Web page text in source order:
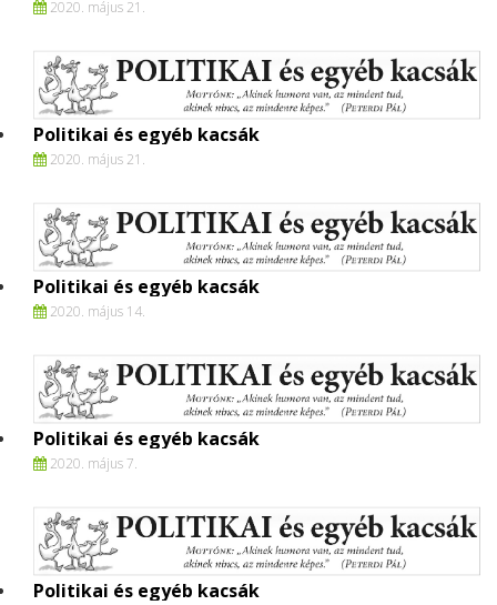
2020. május 21.
Politikai és egyéb kacsák
2020. május 21.
Politikai és egyéb kacsák
2020. május 14.
Politikai és egyéb kacsák
2020. május 7.
Politikai és egyéb kacsák